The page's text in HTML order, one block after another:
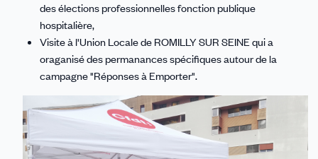
des élections professionnelles fonction publique
hospitalière,
Visite à l'Union Locale de ROMILLY SUR SEINE qui a
oraganisé des permanances spécifiques autour de la
campagne "Réponses à Emporter".